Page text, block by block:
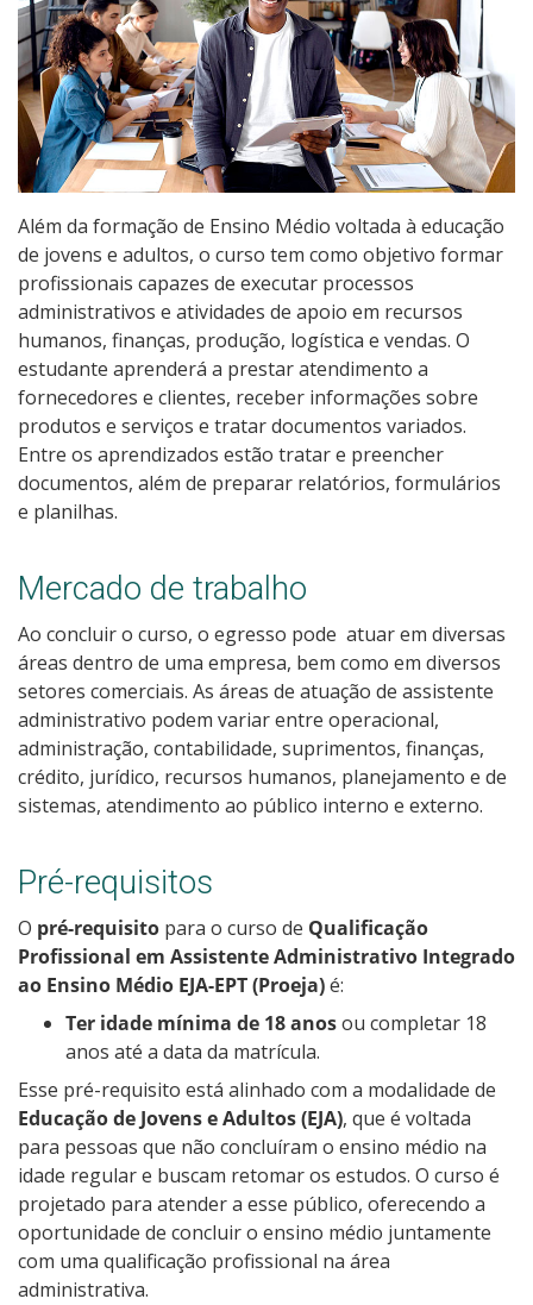
Educação de Jovens e Adultos
Graduação
Especialização
Educação a Distância
Todos os cursos
Processo de Inscrição
Resultados
Calendário de inscrições
Processos Seletivos
Cotas
Inscrições e acompanhamento
Orientações para Matrícula
Transferências e Retornos
Provas e Gabaritos
Estatísticas dos Processos Seletivos
Além da formação de Ensino Médio voltada à educação
de jovens e adultos, o curso tem como objetivo formar
profissionais capazes de executar processos
administrativos e atividades de apoio em recursos
humanos, finanças, produção, logística e vendas. O
estudante aprenderá a prestar atendimento a
fornecedores e clientes, receber informações sobre
produtos e serviços e tratar documentos variados.
Entre os aprendizados estão tratar e preencher
documentos, além de preparar relatórios, formulários
e planilhas.
Mercado de trabalho
Ao concluir o curso, o egresso pode atuar em diversas
áreas dentro de uma empresa, bem como em diversos
setores comerciais. As áreas de atuação de assistente
administrativo podem variar entre operacional,
administração, contabilidade, suprimentos, finanças,
crédito, jurídico, recursos humanos, planejamento e de
sistemas, atendimento ao público interno e externo.
Pré-requisitos
O pré-requisito para o curso de Qualificação
Profissional em Assistente Administrativo Integrado
ao Ensino Médio EJA-EPT (Proeja)é:
Ter idade mínima de 18 anosou completar 18
anos até a data da matrícula.
Esse pré-requisito está alinhado com a modalidade de
Educação de Jovens e Adultos (EJA), que é voltada
para pessoas que não concluíram o ensino médio na
idade regular e buscam retomar os estudos. O curso é
projetado para atender a esse público, oferecendo a
oportunidade de concluir o ensino médio juntamente
com uma qualificação profissional na área
administrativa.